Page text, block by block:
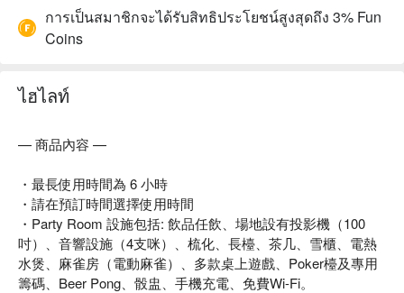
การเป็นสมาชิกจะได้รับสิทธิประโยชน์สูงสุดถึง 3% Fun
Coins
ไฮไลท์
— 商品內容 —
・最長使用時間為 6 小時
・請在預訂時間選擇使用時間
・Party Room 設施包括: 飲品任飲、場地設有投影機（100
吋）、音響設施（4支咪）、梳化、長檯、茶几、雪櫃、電熱
水煲、麻雀房（電動麻雀）、多款桌上遊戲、Poker檯及專用
籌碼、Beer Pong、骰盅、手機充電、免費Wi-Fi。